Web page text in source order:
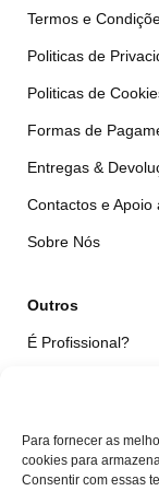
Para fornecer as
cookies para
Consentir com essas
Termos e
Politicas de
Politicas de
Formas de
Entregas &
Contactos e Apoio
Sobre Nós
Outros
É Profissional?
Qualidade das